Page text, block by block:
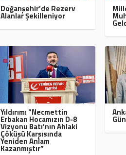
Doğanşehir’de Rezerv
Alanlar Şekilleniyor
Yıldırım: “Necmettin
Erbakan Hocamızın D-8
Vizyonu Batı’nın Ahlaki
Çöküşü Karşısında
Yeniden Anlam
Kazanmıştır”